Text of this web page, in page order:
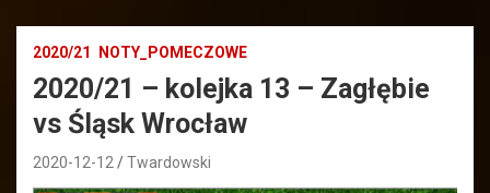
2020/21 NOTY_POMECZOWE
2020/21 – kolejka 13 – Zagłębie
vs Śląsk Wrocław
2020-12-12 Twardowski